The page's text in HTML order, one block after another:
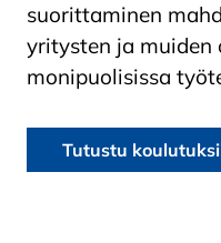
suorittaminen
yritysten ja muiden
monipuolisissa
Tutustu